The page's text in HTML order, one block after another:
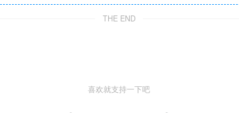
THE END
喜欢就支持一下吧